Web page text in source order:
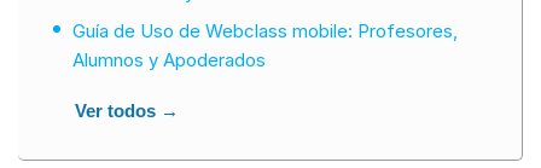
Guía de Uso de Webclass mobile: Profesores,
Alumnos y Apoderados
Ver todos →